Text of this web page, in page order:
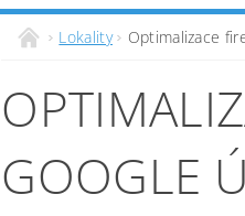
Lokality Optimalizace
GOOGLE